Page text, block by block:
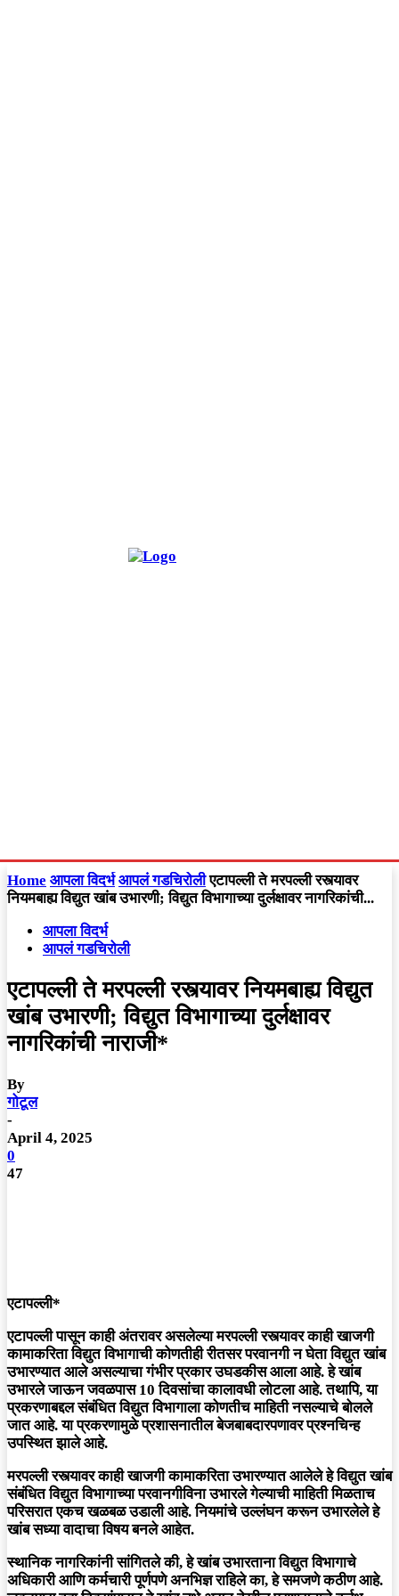
Home आपला विदर्भ आपलं गडचिरोली एटापल्ली ते मरपल्ली रस्त्यावर
नियमबाह्य विद्युत खांब उभारणी; विद्युत विभागाच्या दुर्लक्षावर नागरिकांची...
आपला विदर्भ
आपलं गडचिरोली
एटापल्ली ते मरपल्ली रस्त्यावर नियमबाह्य विद्युत
खांब उभारणी; विद्युत विभागाच्या दुर्लक्षावर
नागरिकांची नाराजी*
By
गोटूल
-
April 4, 2025
0
47
एटापल्ली*
एटापल्ली पासून काही अंतरावर असलेल्या मरपल्ली रस्त्यावर काही खाजगी
कामाकरिता विद्युत विभागाची कोणतीही रीतसर परवानगी न घेता विद्युत खांब
उभारण्यात आले असल्याचा गंभीर प्रकार उघडकीस आला आहे. हे खांब
उभारले जाऊन जवळपास 10 दिवसांचा कालावधी लोटला आहे. तथापि, या
प्रकरणाबद्दल संबंधित विद्युत विभागाला कोणतीच माहिती नसल्याचे बोलले
जात आहे. या प्रकरणामुळे प्रशासनातील बेजबाबदारपणावर प्रश्नचिन्ह
उपस्थित झाले आहे.
मरपल्ली रस्त्यावर काही खाजगी कामाकरिता उभारण्यात आलेले हे विद्युत खांब
संबंधित विद्युत विभागाच्या परवानगीविना उभारले गेल्याची माहिती मिळताच
परिसरात एकच खळबळ उडाली आहे. नियमांचे उल्लंघन करून उभारलेले हे
खांब सध्या वादाचा विषय बनले आहेत.
स्थानिक नागरिकांनी सांगितले की, हे खांब उभारताना विद्युत विभागाचे
अधिकारी आणि कर्मचारी पूर्णपणे अनभिज्ञ राहिले का, हे समजणे कठीण आहे.